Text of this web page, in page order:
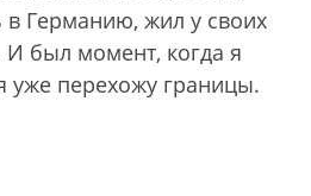
в Германию, жил у своих
И был момент, когда я
уже перехожу границы.